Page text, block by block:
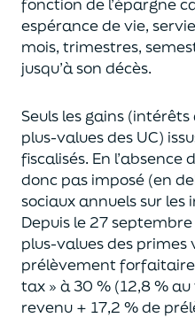
espérance de vie,
mois, trimestres,
jusqu’à son décès.
Seuls les gains
plus-values des UC)
fiscalisés. En l’absence
donc pas imposé (en
sociaux annuels sur
Depuis le 27
plus-values des primes
prélèvement
tax » à 30 % (12,8 %
revenu + 17,2 % de